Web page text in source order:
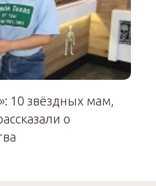
10 звёздных мам,
о